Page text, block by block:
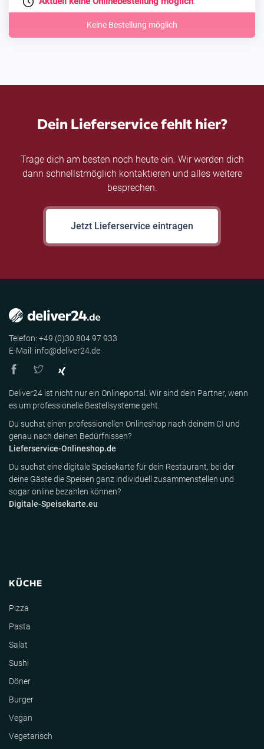
Keine Bestellung möglich
Dein Lieferservice fehlt hier?
Trage dich am besten noch heute ein. Wir werden dich
dann schnellstmöglich kontaktieren und alles weitere
besprechen.
Jetzt Lieferservice eintragen
Telefon: +49 (0)30 804 97 933
E-Mail: info@deliver24.de
Deliver24 ist nicht nur ein Onlineportal. Wir sind dein Partner, wenn
es um professionelle Bestellsysteme geht.
Du suchst einen professionellen Onlineshop nach deinem CI und
genau nach deinen Bedürfnissen?
Lieferservice-Onlineshop.de
Du suchst eine digitale Speisekarte für dein Restaurant, bei der
deine Gäste die Speisen ganz individuell zusammenstellen und
sogar online bezahlen können?
Digitale-Speisekarte.eu
KÜCHE
Pizza
Pasta
Salat
Sushi
Döner
Burger
Vegan
Vegetarisch